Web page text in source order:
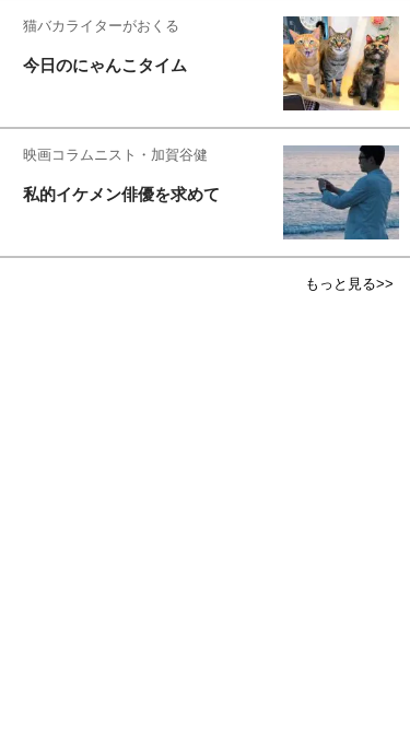
猫バカライターがおくる
今日のにゃんこタイム
映画コラムニスト・加賀谷健
私的イケメン俳優を求めて
もっと見る>>